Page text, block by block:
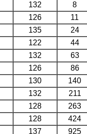
132 8
126 11
135 24
122 44
132 63
126 86
130 140
132 211
128 263
128 424
137 925